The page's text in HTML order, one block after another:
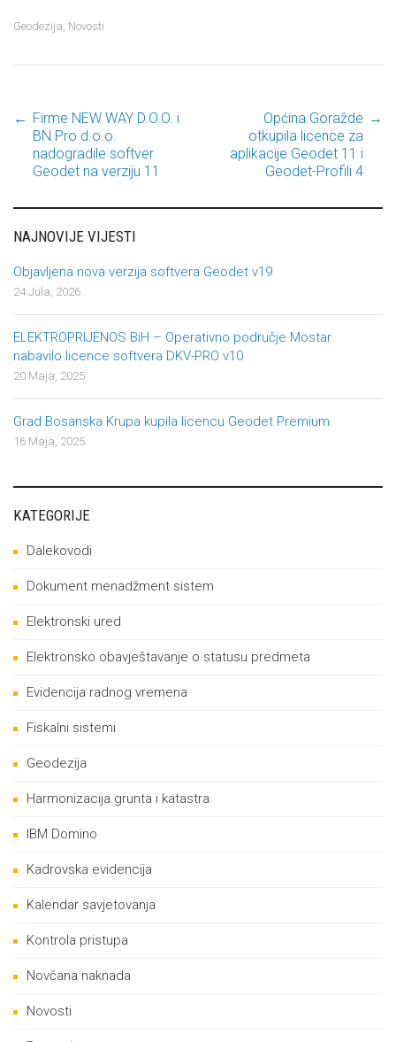
Geodezija, Novosti
Post navigation
← Firme NEW WAY D.O.O. i
BN Pro d.o.o.
nadogradile softver
Geodet na verziju 11
Općina Goražde
otkupila licence za
aplikacije Geodet 11 i
Geodet-Profili 4
→
NAJNOVIJE VIJESTI
Objavljena nova verzija softvera Geodet v19
24 Jula, 2026
ELEKTROPRIJENOS BiH – Operativno područje Mostar
nabavilo licence softvera DKV-PRO v10
20 Maja, 2025
Grad Bosanska Krupa kupila licencu Geodet Premium
16 Maja, 2025
KATEGORIJE
Dalekovodi
Dokument menadžment sistem
Elektronski ured
Elektronsko obavještavanje o statusu predmeta
Evidencija radnog vremena
Fiskalni sistemi
Geodezija
Harmonizacija grunta i katastra
IBM Domino
Kadrovska evidencija
Kalendar savjetovanja
Kontrola pristupa
Novčana naknada
Novosti